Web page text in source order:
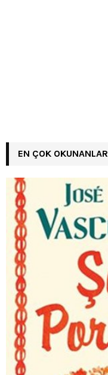
EN ÇOK OKUNANLAR